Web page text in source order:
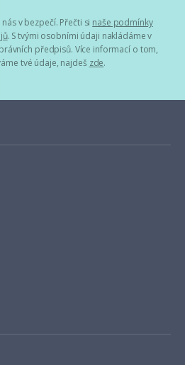
v bezpečí. Přečti si naše podmínky
. S tvými osobními údaji nakládáme v
předpisů. Více informací o tom,
tvé údaje, najdeš zde.